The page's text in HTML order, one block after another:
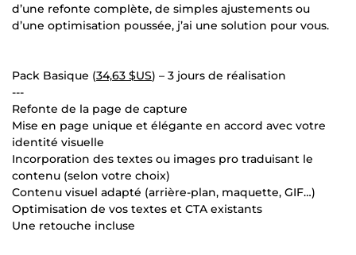
d’une refonte complète, de simples ajustements ou
d’une optimisation poussée, j’ai une solution pour vous.
Pack Basique (34,63 $US) – 3 jours de réalisation
---
Refonte de la page de capture
Mise en page unique et élégante en accord avec votre
identité visuelle
Incorporation des textes ou images pro traduisant le
contenu (selon votre choix)
Contenu visuel adapté (arrière-plan, maquette, GIF…)
Optimisation de vos textes et CTA existants
Une retouche incluse